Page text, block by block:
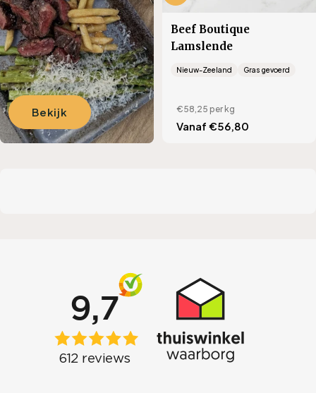
Bekijk
Beef Boutique
Lamslende
Nieuw-Zeeland Gras gevoerd
€58,25 per kg
Translation
Vanaf €56,80